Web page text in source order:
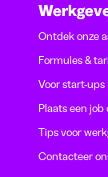
Ontdek onze
Formules &
Voor start-ups
Plaats een job
Tips voor
Contacteer